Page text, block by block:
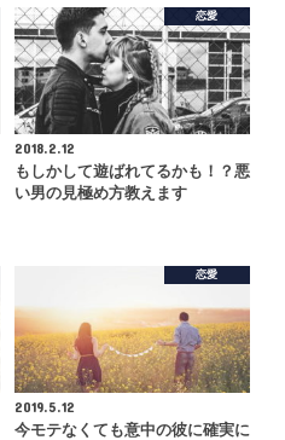
恋愛
2018.2.12
もしかして遊ばれてるかも！？悪
い男の見極め方教えます
恋愛
2019.5.12
今モテなくても意中の彼に確実に